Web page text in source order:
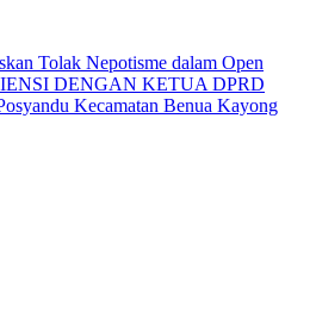
Tolak Nepotisme dalam Open
DENGAN KETUA DPRD
Kecamatan Benua Kayong